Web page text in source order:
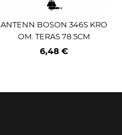
ANTENN BOSON 346S KRO
OM. TERAS 78.5CM
6,48 €